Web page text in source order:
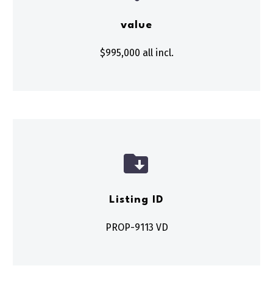
value
$995,000 all incl.


Listing ID
PROP-9113 VD